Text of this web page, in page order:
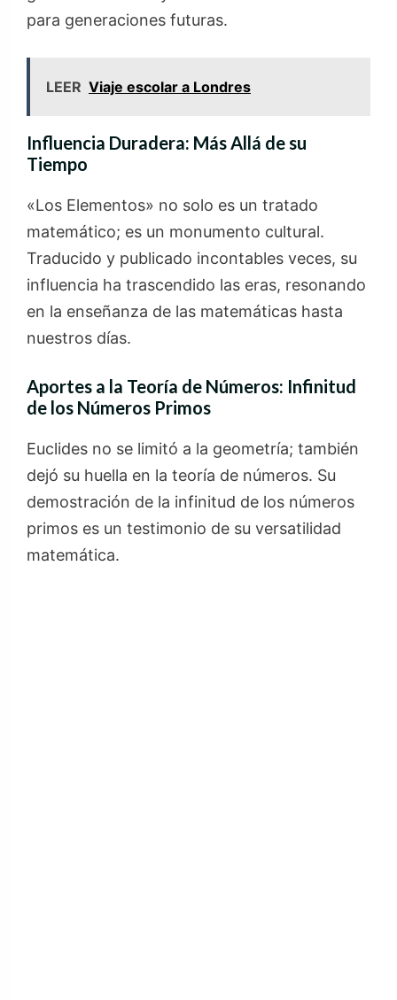
para generaciones futuras.
LEER Viaje escolar a Londres
Influencia Duradera: Más Allá de su
Tiempo
«Los Elementos» no solo es un tratado
matemático; es un monumento cultural.
Traducido y publicado incontables veces, su
influencia ha trascendido las eras, resonando
en la enseñanza de las matemáticas hasta
nuestros días.
Aportes a la Teoría de Números: Infinitud
de los Números Primos
Euclides no se limitó a la geometría; también
dejó su huella en la teoría de números. Su
demostración de la infinitud de los números
primos es un testimonio de su versatilidad
matemática.